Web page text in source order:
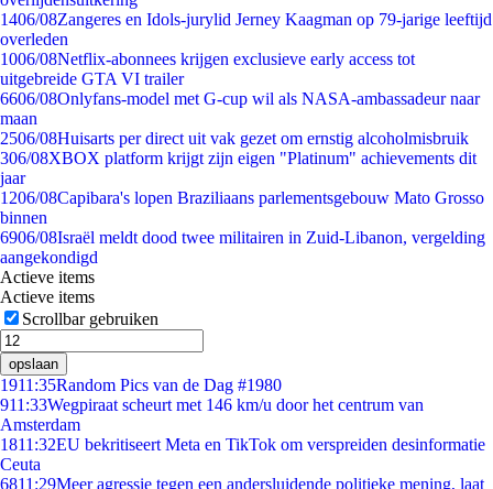
1406/08Zangeres en Idols-jurylid Jerney Kaagman op 79-jarige leeftijd
overleden
1006/08Netflix-abonnees krijgen exclusieve early access tot
uitgebreide GTA VI trailer
6606/08Onlyfans-model met G-cup wil als NASA-ambassadeur naar
maan
2506/08Huisarts per direct uit vak gezet om ernstig alcoholmisbruik
306/08XBOX platform krijgt zijn eigen "Platinum" achievements dit
jaar
1206/08Capibara's lopen Braziliaans parlementsgebouw Mato Grosso
binnen
6906/08Israël meldt dood twee militairen in Zuid-Libanon, vergelding
aangekondigd
Actieve items
Actieve items
Scrollbar gebruiken
opslaan
1911:35Random Pics van de Dag #1980
911:33Wegpiraat scheurt met 146 km/u door het centrum van
Amsterdam
1811:32EU bekritiseert Meta en TikTok om verspreiden desinformatie
Ceuta
6811:29Meer agressie tegen een andersluidende politieke mening, laat